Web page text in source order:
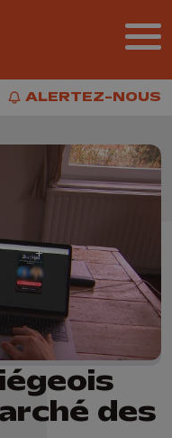
ALERTEZ-NOUS
ALERTEZ-NOUS
des